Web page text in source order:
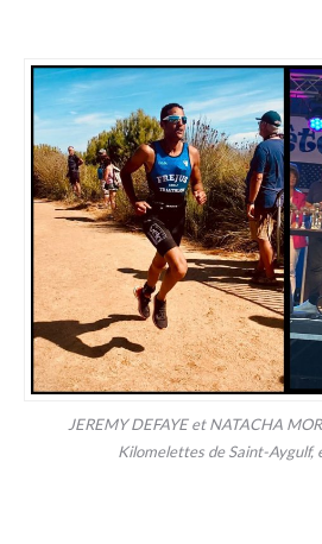
JEREMY DEFAYE et NATACHA
Kilomelettes de Saint-